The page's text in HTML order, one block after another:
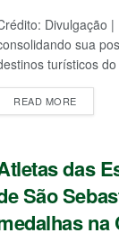
Divulgação
sua
turísticos
READ MORE
das
São
na